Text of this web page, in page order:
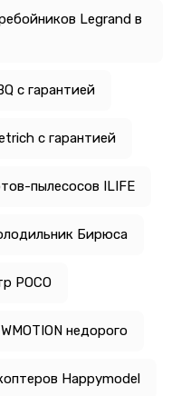
Legrand в
с гарантией
с гарантией
пылесосов ILIFE
Бирюса
POCO
недорого
Happymodel